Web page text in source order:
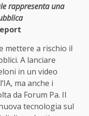
rappresenta una
mettere a rischio il
A lanciare
in un video
ma anche i
da Forum Pa. Il
tecnologia sul